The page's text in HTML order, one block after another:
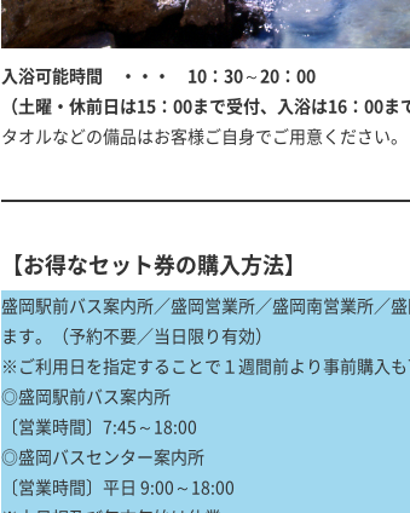
入浴可能時間 ・・・ 10：30～20：00
（土曜・休前日は15：00まで受付、入浴は16：00ま
タオルなどの備品はお客様ご自身でご用意ください。
【お得なセット券の購入方法】
盛岡駅前バス案内所／盛岡営業所／盛岡南営業所／
ます。（予約不要／当日限り有効）
※ご利用日を指定することで１週間前より事前購入
◎盛岡駅前バス案内所
〔営業時間〕7:45～18:00
◎盛岡バスセンター案内所
〔営業時間〕平日 9:00～18:00